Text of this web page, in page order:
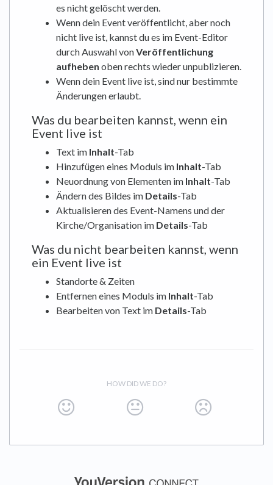
es nicht gelöscht werden.
Wenn dein Event veröffentlicht, aber noch
nicht live ist, kannst du es im Event-Editor
durch Auswahl vonVeröffentlichung
aufheben oben rechts wieder unpublizieren.
Wenn dein Event live ist, sind nur bestimmte
Änderungen erlaubt.
Was du bearbeiten kannst, wenn ein
Event live ist
Text im Inhalt-Tab
Hinzufügen eines Moduls im Inhalt-Tab
Neuordnung von Elementen im Inhalt-Tab
Ändern des Bildes im Details-Tab
Aktualisieren des Event-Namens und der
Kirche/Organisation im Details-Tab
Was du nicht bearbeiten kannst, wenn
ein Event live ist
Standorte & Zeiten
Entfernen eines Moduls im Inhalt-Tab
Bearbeiten von Text im Details-Tab
HOW DID WE DO?
(opens in a